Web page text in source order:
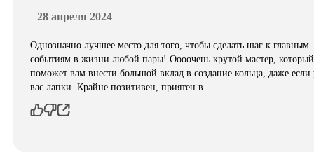
28 апреля 2024
Однозначно лучшее место для того, чтобы сделать шаг к главным
событиям в жизни любой пары! Оооочень крутой мастер, который
поможет вам внести большой вклад в создание кольца, даже если
вас лапки. Крайне позитивен, приятен в…